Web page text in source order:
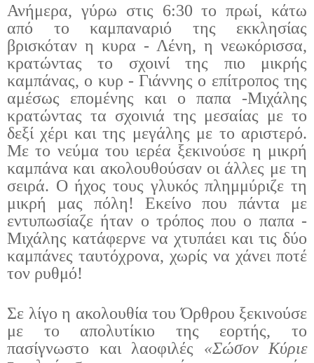
Ανήμερα, γύρω στις 6:30 το πρωί, κάτω
από το καμπαναριό της εκκλησίας
βρισκόταν η κυρα - Λένη, η νεωκόρισσα,
κρατώντας το σχοινί της πιο μικρής
καμπάνας, ο κυρ - Γιάννης ο επίτροπος της
αμέσως επομένης και ο παπα -Μιχάλης
κρατώντας τα σχοινιά της μεσαίας με το
δεξί χέρι και της μεγάλης με το αριστερό.
Με το νεύμα του ιερέα ξεκινούσε η μικρή
καμπάνα και ακολουθούσαν οι άλλες με τη
σειρά. Ο ήχος τους γλυκός πλημμύριζε τη
μικρή μας πόλη! Εκείνο που πάντα με
εντυπωσίαζε ήταν ο τρόπος που ο παπα -
Μιχάλης κατάφερνε να χτυπάει και τις δύο
καμπάνες ταυτόχρονα, χωρίς να χάνει ποτέ
τον ρυθμό!
Σε λίγο η ακολουθία του Όρθρου ξεκινούσε
με το απολυτίκιο της εορτής, το
πασίγνωστο και λαοφιλές «Σώσον Κύριε